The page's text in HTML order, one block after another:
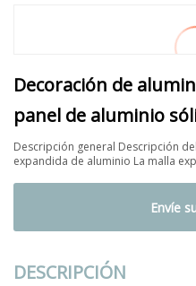
Decoración de
panel de aluminio
Descripción general Descripción
expandida de aluminio La malla
Envíe
DESCRIPCIÓN